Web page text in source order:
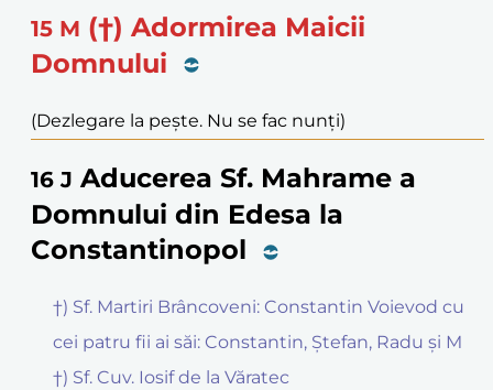
15 M (†) Adormirea Maicii
Domnului
(Dezlegare la pește. Nu se fac nunți)
16 J Aducerea Sf. Mahrame a
Domnului din Edesa la
Constantinopol
†) Sf. Martiri Brâncoveni: Constantin Voievod cu
cei patru fii ai săi: Constantin, Ștefan, Radu și M
†) Sf. Cuv. Iosif de la Văratec